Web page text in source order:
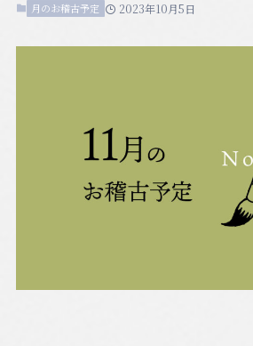
月のお稽古予定 2023年10月5日